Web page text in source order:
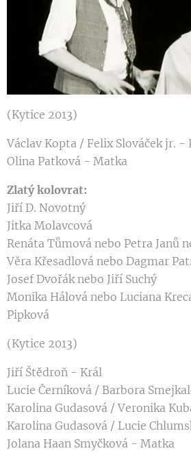
(Kytice 2013)
Václav Kopta / Felix Slováček jr. -
Olina Patková - Matka
Zlatý kolovrat:
Jiří D. Novotný
Jitka Molavcová
Renáta Tůmová nebo Petra Janů
Věra Křesadlová nebo Dagmar
Josef Dvořák nebo Jiří Suchý
Monika Hálová nebo Luciana
Pipková
(Kytice 2013)
Jiří Štědroň - Král
Lucie Černíková / Barbora
Karolina Gudasová / Veronika
Karolina Gudasová / Lucie
Jolana Haan Smyčková - Matka